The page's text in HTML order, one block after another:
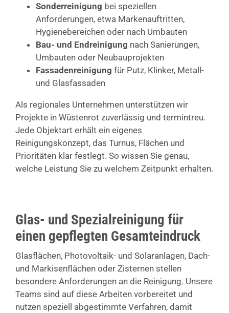
Sonderreinigung bei speziellen
Anforderungen, etwa Markenauftritten,
Hygienebereichen oder nach Umbauten
Bau- und Endreinigung nach Sanierungen,
Umbauten oder Neubauprojekten
Fassadenreinigung für Putz, Klinker, Metall-
und Glasfassaden
Als regionales Unternehmen unterstützen wir
Projekte in Wüstenrot zuverlässig und termintreu.
Jede Objektart erhält ein eigenes
Reinigungskonzept, das Turnus, Flächen und
Prioritäten klar festlegt. So wissen Sie genau,
welche Leistung Sie zu welchem Zeitpunkt erhalten.
Glas- und Spezialreinigung für
einen gepflegten Gesamteindruck
Glasflächen, Photovoltaik- und Solaranlagen, Dach-
und Markisenflächen oder Zisternen stellen
besondere Anforderungen an die Reinigung. Unsere
Teams sind auf diese Arbeiten vorbereitet und
nutzen speziell abgestimmte Verfahren, damit